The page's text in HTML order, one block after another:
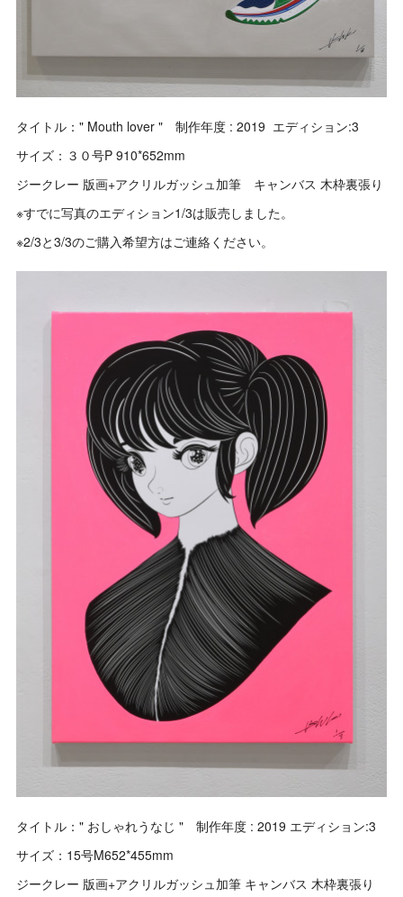
タイトル：" Mouth lover " 制作年度 : 2019 エディション:3
サイズ：３０号P 910*652mm
ジークレー 版画+アクリルガッシュ加筆 キャンバス 木枠裏張り
※すでに写真のエディション1/3は販売しました。
※2/3と3/3のご購入希望方はご連絡ください。
タイトル：" おしゃれうなじ " 制作年度 : 2019 エディション:3
サイズ：15号M652*455mm
ジークレー 版画+アクリルガッシュ加筆 キャンバス 木枠裏張り